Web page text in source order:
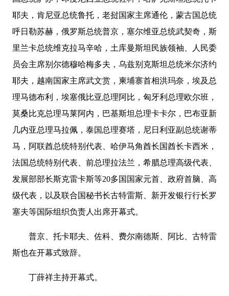
耶夫，肯尼亚总统鲁托，老挝国家主席通伦，蒙古国总统
呼日勒苏赫，俄罗斯总统普京，塞尔维亚总统武契奇，斯
里兰卡总统维克拉马辛哈，土库曼斯坦民族领袖、人民委
员会主席别尔德穆哈梅多夫，乌兹别克斯坦总统米尔济约
耶夫，越南国家主席武文赏，柬埔寨首相洪玛奈，埃及总
理马德布利，埃塞俄比亚总理阿比，匈牙利总理欧尔班，
莫桑比克总理马莱阿内，巴基斯坦总理卡卡尔，巴布亚新
几内亚总理马拉佩，泰国总理赛塔，尼日利亚副总统谢蒂
马，阿联酋总统特别代表、哈伊马角酋长国酋长卡西米，
法国总统特别代表、前总理拉法兰，希腊总理高级代表、
发展部部长斯克雷卡斯等20多国国家元首、政府首脑、高
级代表，以及联合国秘书长古特雷斯、新开发银行行长罗
塞夫等国际组织负责人出席开幕式。
普京、托卡耶夫、佐科、费尔南德斯、阿比、古特雷
斯也在开幕式致辞。
丁薛祥主持开幕式。